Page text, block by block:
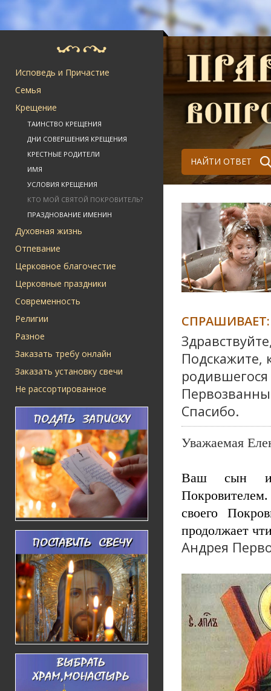
Исповедь и Причастие
Семья
Крещение
ТАИНСТВО КРЕЩЕНИЯ
ДНИ СОВЕРШЕНИЯ КРЕЩЕНИЯ
КРЕСТНЫЕ РОДИТЕЛИ
ИМЯ
УСЛОВИЯ КРЕЩЕНИЯ
КТО МОЙ СВЯТОЙ ПОКРОВИТЕЛЬ?
ПРАЗДНОВАНИЕ ИМЕНИН
Духовная жизнь
Отпевание
Церковное благочестие
Церковные праздники
Современность
Религии
Разное
Заказать требу онлайн
Заказать установку свечи
Не рассортированное
НАЙТИ ОТВЕТ
СПРАШИВАЕТ:
Подскажите,
родившегося
Спасибо.
Уважаемая
Ваш сын
своего
продолжает
Андрея